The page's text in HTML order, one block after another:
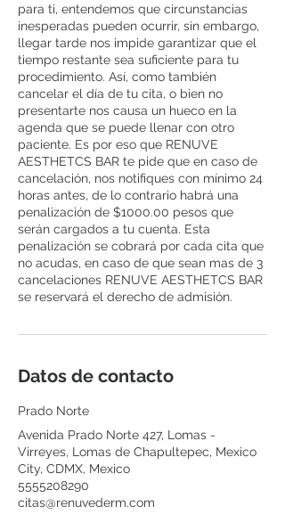
para ti, entendemos que circunstancias
inesperadas pueden ocurrir, sin embargo,
llegar tarde nos impide garantizar que el
tiempo restante sea suficiente para tu
procedimiento. Así, como también
cancelar el día de tu cita, o bien no
presentarte nos causa un hueco en la
agenda que se puede llenar con otro
paciente. Es por eso que RENUVE
AESTHETCS BAR te pide que en caso de
cancelación, nos notifiques con mínimo 24
horas antes, de lo contrario habrá una
penalización de $1000.00 pesos que
serán cargados a tu cuenta. Esta
penalización se cobrará por cada cita que
no acudas, en caso de que sean mas de 3
cancelaciones RENUVE AESTHETCS BAR
se reservará el derecho de admisión.
Datos de contacto
Prado Norte
Avenida Prado Norte 427, Lomas -
Virreyes, Lomas de Chapultepec, Mexico
City, CDMX, Mexico
5555208290
citas@renuvederm.com